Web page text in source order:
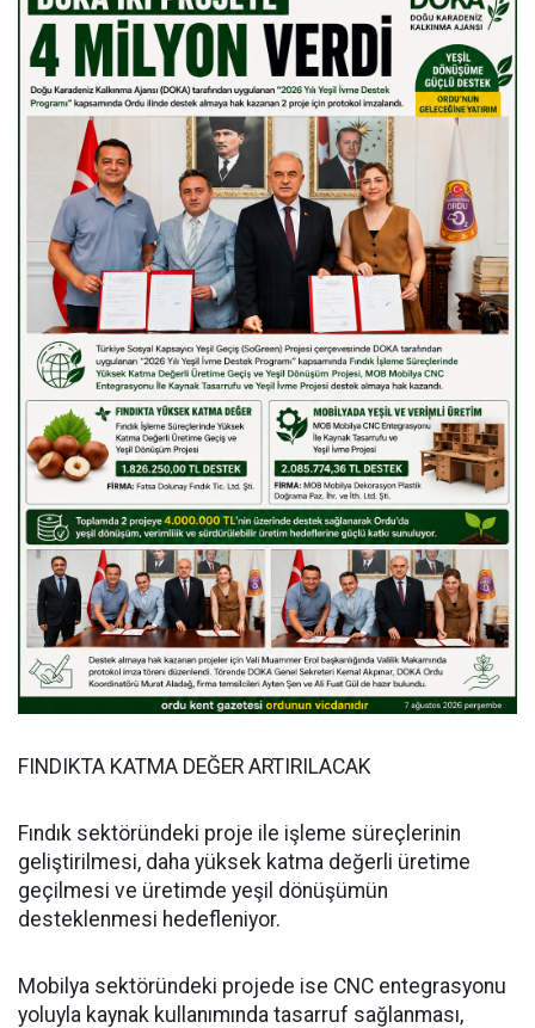
FINDIKTA KATMA DEĞER ARTIRILACAK
Fındık sektöründeki proje ile işleme süreçlerinin
geliştirilmesi, daha yüksek katma değerli üretime
geçilmesi ve üretimde yeşil dönüşümün
desteklenmesi hedefleniyor.
Mobilya sektöründeki projede ise CNC entegrasyonu
yoluyla kaynak kullanımında tasarruf sağlanması,